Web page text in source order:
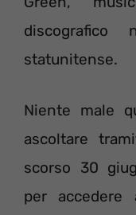
discografico
statunitense.
Niente male
ascoltare
scorso 30
per accedere